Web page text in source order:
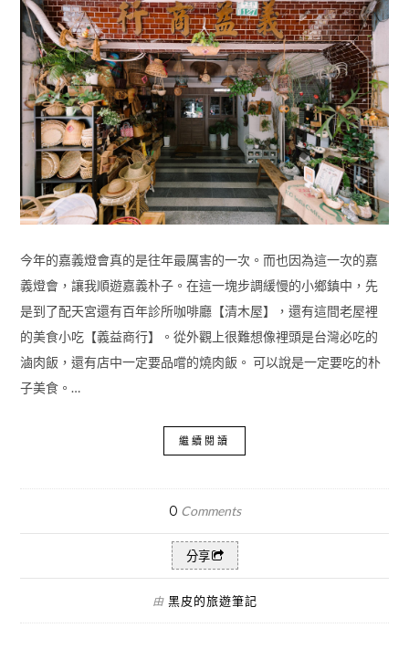
今年的嘉義燈會真的是往年最厲害的一次。而也因為這一次的嘉
義燈會，讓我順遊嘉義朴子。在這一塊步調緩慢的小鄉鎮中，先
是到了配天宮還有百年診所咖啡廳【清木屋】，還有這間老屋裡
的美食小吃【義益商行】。從外觀上很難想像裡頭是台灣必吃的
滷肉飯，還有店中一定要品嚐的燒肉飯。 可以說是一定要吃的朴
子美食。…
繼續閱讀
0 Comments
分享
由 黑皮的旅遊筆記